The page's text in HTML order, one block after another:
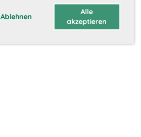
Ablehnen
Alle
akzeptieren